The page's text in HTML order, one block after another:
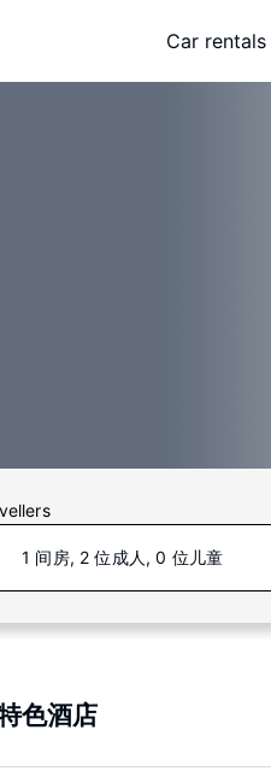
Car rentals
1 间房, 2 位成人, 0 位儿童
色酒店